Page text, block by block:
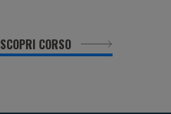
- 2
SCOPRI CORSO